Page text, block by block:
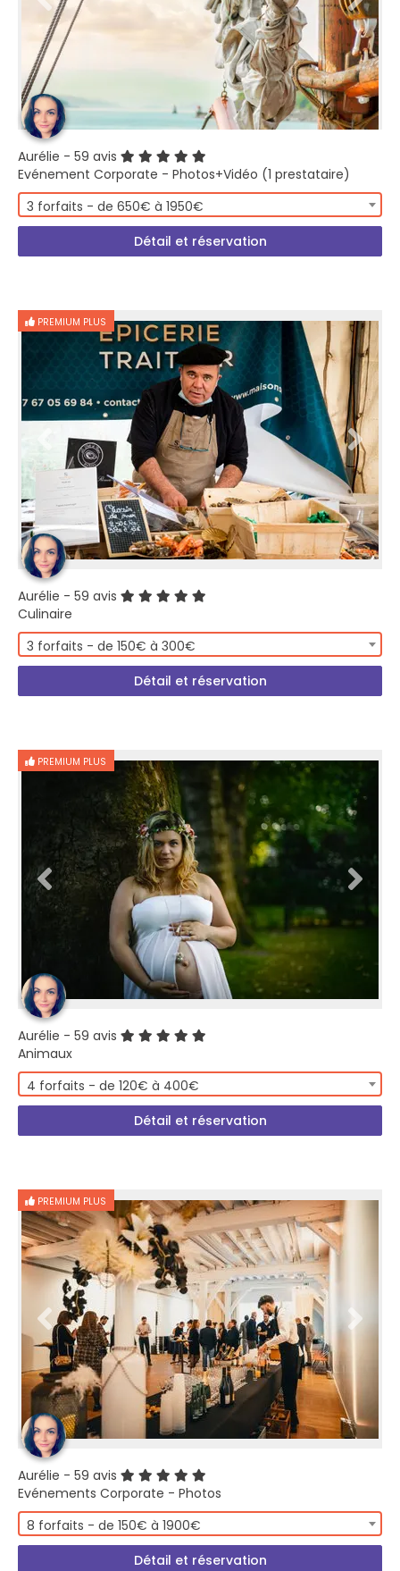
Aurélie - 59 avis
Evénement Corporate - Photos+Vidéo (1 prestataire)
3 forfaits - de 650€ à 1950€
Détail et réservation
PREMIUM PLUS
Aurélie - 59 avis
Culinaire
3 forfaits - de 150€ à 300€
Détail et réservation
PREMIUM PLUS
Aurélie - 59 avis
Animaux
4 forfaits - de 120€ à 400€
Détail et réservation
PREMIUM PLUS
Aurélie - 59 avis
Evénements Corporate - Photos
8 forfaits - de 150€ à 1900€
Détail et réservation